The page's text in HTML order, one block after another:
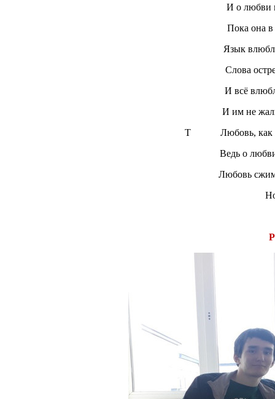
И о любви все
Пока она в
Язык
Слова
И всё
И им не
Т Любовь, как
Ведь о любви
Любовь сжимает
Но